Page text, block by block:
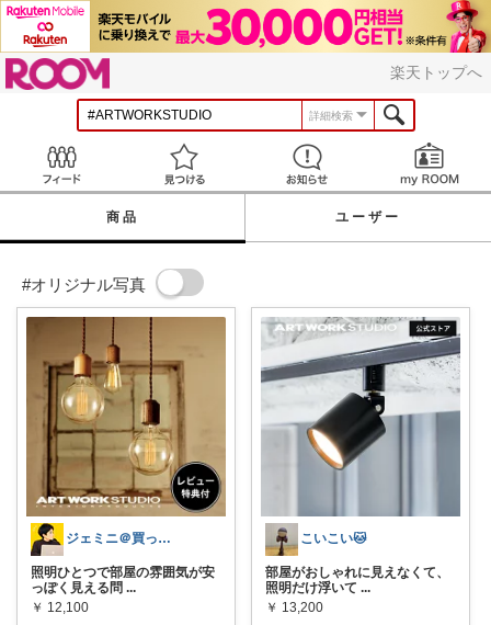
楽天トップへ
詳細検索
見つける お知らせ
商品 ユーザー
#オリジナル写真
ジェミニ＠買って後悔しないガジェット部屋
照明ひとつで部屋の雰囲気が安
っぽく見える問 ...
￥ 12,100
こいこい🐱
部屋がおしゃれに見えなくて、
照明だけ浮いて ...
￥ 13,200